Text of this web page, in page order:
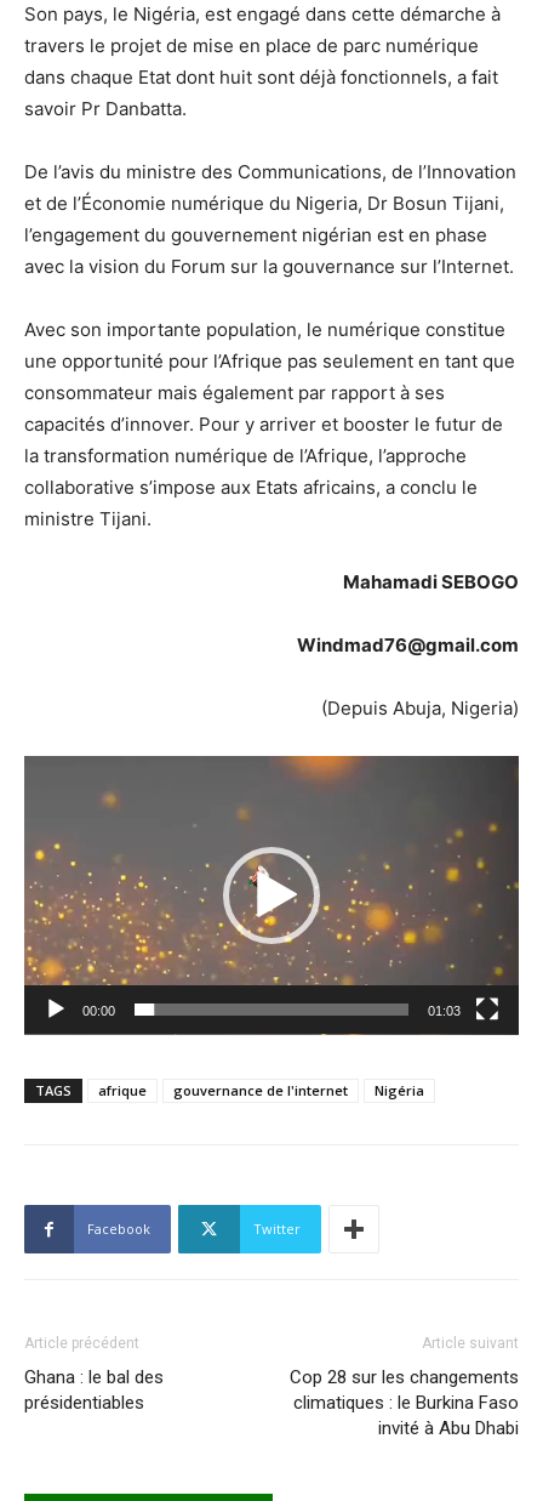
Son pays, le Nigéria, est engagé dans cette démarche à
travers le projet de mise en place de parc numérique
dans chaque Etat dont huit sont déjà fonctionnels, a fait
savoir Pr Danbatta.
De l’avis du ministre des Communications, de l’Innovation
et de l’Économie numérique du Nigeria, Dr Bosun Tijani,
l’engagement du gouvernement nigérian est en phase
avec la vision du Forum sur la gouvernance sur l’Internet.
Avec son importante population, le numérique constitue
une opportunité pour l’Afrique pas seulement en tant que
consommateur mais également par rapport à ses
capacités d’innover. Pour y arriver et booster le futur de
la transformation numérique de l’Afrique, l’approche
collaborative s’impose aux Etats africains, a conclu le
ministre Tijani.
Mahamadi SEBOGO
Windmad76@gmail.com
(Depuis Abuja, Nigeria)
Lecteur
00:00 01:03
TAGS afrique gouvernance de l'internet Nigéria
Facebook Twitter
Article précédent
Ghana : le bal des
présidentiables
Article suivant
Cop 28 sur les changements
climatiques : le Burkina Faso
invité à Abu Dhabi